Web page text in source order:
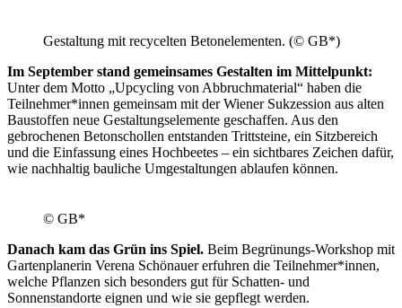
Gestaltung mit recycelten Betonelementen. (© GB*)
Im September stand gemeinsames Gestalten im Mittelpunkt:
Unter dem Motto „Upcycling von Abbruchmaterial“ haben die
Teilnehmer*innen gemeinsam mit der Wiener Sukzession aus alten
Baustoffen neue Gestaltungselemente geschaffen. Aus den
gebrochenen Betonschollen entstanden Trittsteine, ein Sitzbereich
und die Einfassung eines Hochbeetes – ein sichtbares Zeichen dafür,
wie nachhaltig bauliche Umgestaltungen ablaufen können.
© GB*
Danach kam das Grün ins Spiel. Beim Begrünungs-Workshop mit
Gartenplanerin Verena Schönauer erfuhren die Teilnehmer*innen,
welche Pflanzen sich besonders gut für Schatten- und
Sonnenstandorte eignen und wie sie gepflegt werden.